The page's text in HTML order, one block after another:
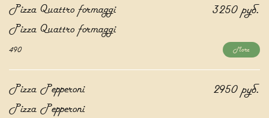
Pizza Quattro formaggi 3250 руб.
Pizza Quattro formaggi
490 More
Pizza Pepperoni 2950 руб.
Pizza Pepperoni